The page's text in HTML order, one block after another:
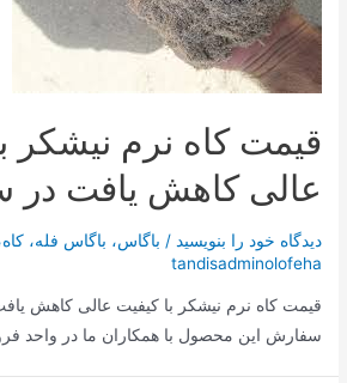
قیمت کاه نرم نیشکر
عالی کاهش یافت در سال
دیدگاه‌ خود را بنویسید / باگاس، باگاس فله،کاه
tandisadminolofeha
سفارش این محصول با همکاران ما در واحد